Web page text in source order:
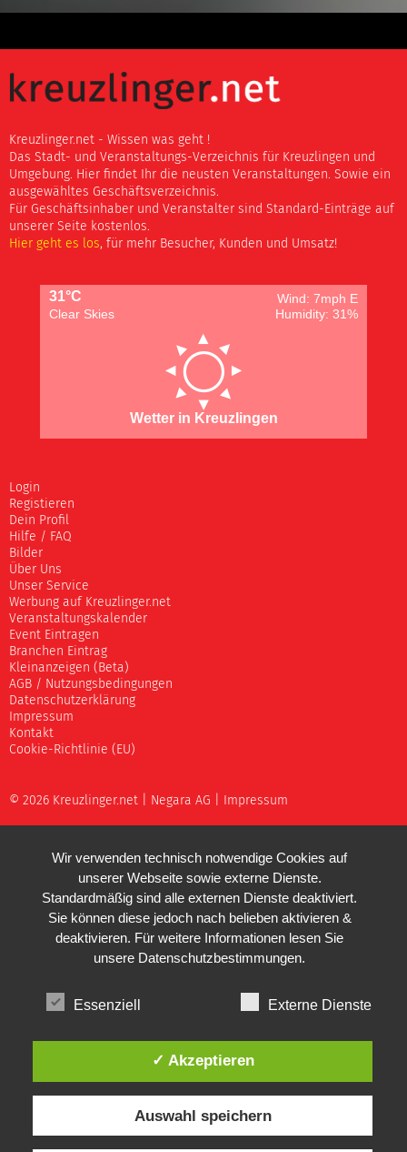
Kreuzlinger.net - Wissen was geht !
Das Stadt- und Veranstaltungs-Verzeichnis für Kreuzlingen und
Umgebung. Hier findet Ihr die neusten Veranstaltungen. Sowie ein
ausgewähltes Geschäftsverzeichnis.
Für Geschäftsinhaber und Veranstalter sind Standard-Einträge auf
unserer Seite kostenlos.
Hier geht es los, für mehr Besucher, Kunden und Umsatz!
31°C
Wind: 7mph E
Clear Skies
Humidity: 31%
Wetter in Kreuzlingen
Login
Registieren
Dein Profil
Hilfe / FAQ
Bilder
Über Uns
Unser Service
Werbung auf Kreuzlinger.net
Veranstaltungskalender
Event Eintragen
Branchen Eintrag
Kleinanzeigen (Beta)
AGB / Nutzungsbedingungen
Datenschutzerklärung
Impressum
Kontakt
Cookie-Richtlinie (EU)
© 2026 Kreuzlinger.net | Negara AG Impressum
Wir verwenden technisch notwendige Cookies auf
unserer Webseite sowie externe Dienste.
Standardmäßig sind alle externen Dienste deaktiviert.
Sie können diese jedoch nach belieben aktivieren &
deaktivieren. Für weitere Informationen lesen Sie
unsere Datenschutzbestimmungen.
Essenziell Externe Dienste
✓ Akzeptieren
Auswahl speichern